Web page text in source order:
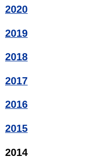
2020
2019
2018
2017
2016
2015
2014